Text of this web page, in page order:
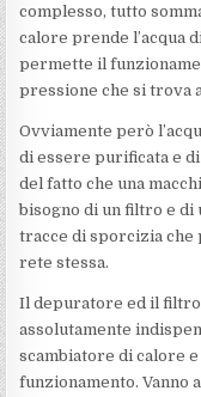
complesso, tutto
calore prende l’acqua
permette il
pressione che si trova
Ovviamente però
di essere purificata e
del fatto che una
bisogno di un filtro e
tracce di sporcizia che
rete stessa.
Il depuratore ed il
assolutamente
scambiatore di calore
funzionamento. Vanno